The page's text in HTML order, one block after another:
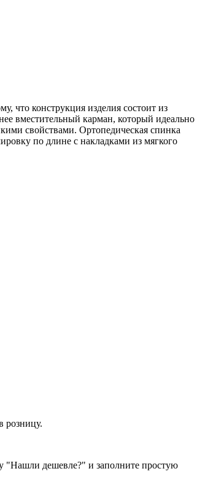
что конструкция изделия состоит из
вместительный карман, который идеально
свойствами. Ортопедическая спинка
по длине с накладками из мягкого
розницу.
"Нашли дешевле?" и заполните простую